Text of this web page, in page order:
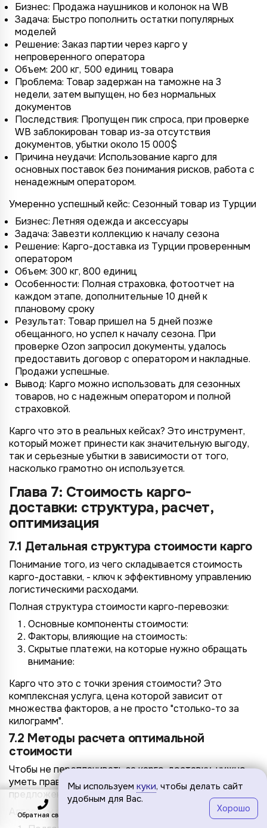
Обратная связь Меню
Бизнес: Продажа наушников и колонок на WB
Задача: Быстро пополнить остатки популярных
моделей
Решение: Заказ партии через карго у
непроверенного оператора
Объем: 200 кг, 500 единиц товара
Проблема: Товар задержан на таможне на 3
недели, затем выпущен, но без нормальных
документов
Последствия: Пропущен пик спроса, при проверке
WB заблокирован товар из-за отсутствия
документов, убытки около 15 000$
Причина неудачи: Использование карго для
основных поставок без понимания рисков, работа с
ненадежным оператором.
Умеренно успешный кейс: Сезонный товар из Турции
Бизнес: Летняя одежда и аксессуары
Задача: Завезти коллекцию к началу сезона
Решение: Карго-доставка из Турции проверенным
оператором
Объем: 300 кг, 800 единиц
Особенности: Полная страховка, фотоотчет на
каждом этапе, дополнительные 10 дней к
плановому сроку
Результат: Товар пришел на 5 дней позже
обещанного, но успел к началу сезона. При
проверке Ozon запросил документы, удалось
предоставить договор с оператором и накладные.
Продажи успешные.
Вывод: Карго можно использовать для сезонных
товаров, но с надежным оператором и полной
страховкой.
Карго что это в реальных кейсах? Это инструмент,
который может принести как значительную выгоду,
так и серьезные убытки в зависимости от того,
насколько грамотно он используется.
Глава 7: Стоимость карго-
доставки: структура, расчет,
оптимизация
7.1 Детальная структура стоимости карго
Понимание того, из чего складывается стоимость
карго-доставки, - ключ к эффективному управлению
логистическими расходами.
Полная структура стоимости карго-перевозки:
Основные компоненты стоимости:
Факторы, влияющие на стоимость:
Скрытые платежи, на которые нужно обращать
внимание:
Карго что это с точки зрения стоимости? Это
комплексная услуга, цена которой зависит от
множества факторов, а не просто "столько-то за
килограмм".
7.2 Методы расчета оптимальной
стоимости
Чтобы не переплачивать за карго-доставку, нужно
уметь правильно рассчитывать и сравнивать
предложения операторов.
Алгоритм расчета и сравнения стоимости карго:
Мы используем куки, чтобы делать сайт
удобным для Вас.
Хорошо